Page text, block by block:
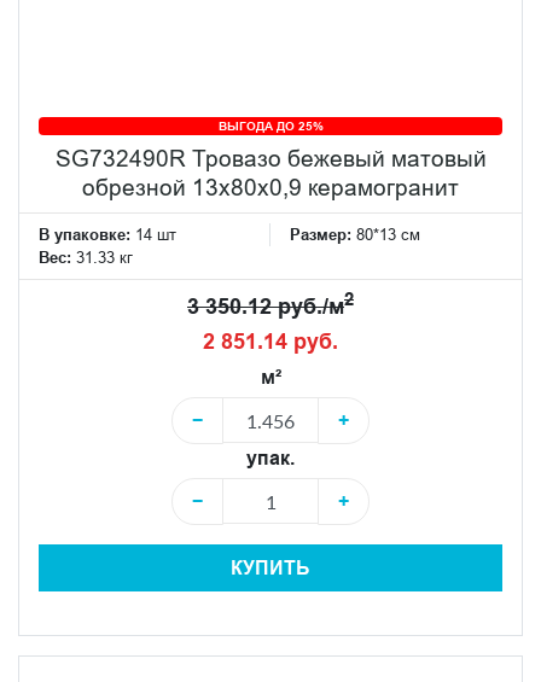
ВЫГОДА ДО 25%
SG732490R Тровазо бежевый матовый
обрезной 13x80x0,9 керамогранит
В упаковке: 14 шт Размер: 80*13 см
Вес: 31.33 кг
3 350.12 руб./м2
2 851.14 руб.
м²
−
+
упак.
−
+
КУПИТЬ